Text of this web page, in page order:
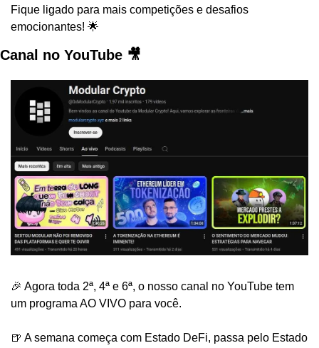
Fique ligado para mais competições e desafios
emocionantes! 🌟
Canal no YouTube 🎥
🎉 Agora toda 2ª, 4ª e 6ª, o nosso canal no YouTube tem
um programa AO VIVO para você.
🍺 A semana começa com Estado DeFi, passa pelo Estado